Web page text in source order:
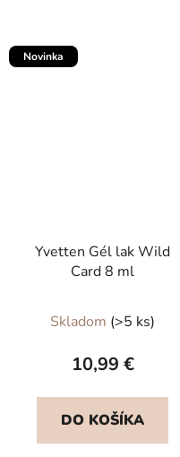
Novinka
Yvetten Gél lak Wild
Card 8 ml
Skladom (>5 ks)
10,99 €
DO KOŠÍKA